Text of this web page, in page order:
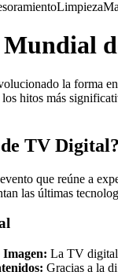
Limpieza
la forma
hitos más
TV Digital?
que reúne a
las últimas
La TV digital
Gracias a la